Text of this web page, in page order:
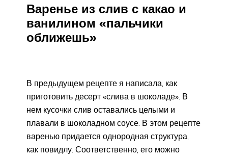
Варенье из слив с какао и
ванилином «пальчики
оближешь»
В предыдущем рецепте я написала, как
приготовить десерт «слива в шоколаде». В
нем кусочки слив оставались целыми и
плавали в шоколадном соусе. В этом рецепте
варенью придается однородная структура,
как повидлу. Соответственно, его можно